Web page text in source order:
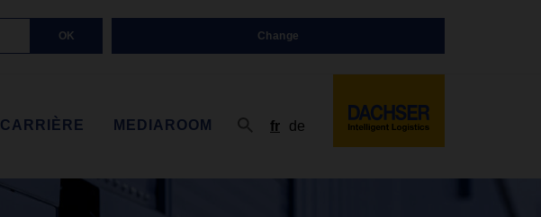
OK Change
CARRIÈRE MEDIAROOM fr de